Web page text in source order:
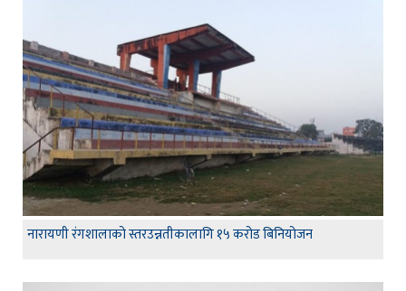
नारायणी रंगशालाको स्तरउन्नतीकालागि १५ करोड बिनियोजन